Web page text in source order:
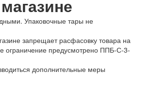
Упаковочные тары не
запрещает расфасовку товара на
ограничение предусмотрено ППБ-С-3-
дополнительные меры